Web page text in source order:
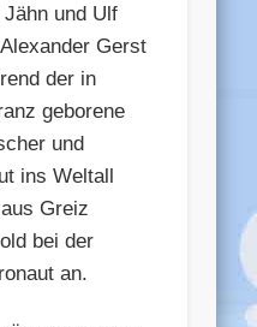
und Ulf
Gerst
der in
geborene
und
ins Weltall
Greiz
bei der
an.